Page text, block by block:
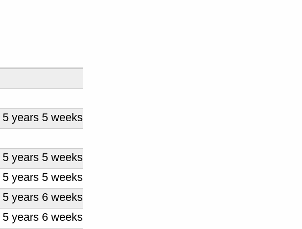
5 years 5 weeks
5 years 5 weeks
5 years 5 weeks
5 years 6 weeks
5 years 6 weeks